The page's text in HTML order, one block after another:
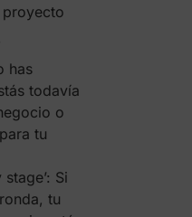
has
todavía
o
tu
stage’: Si
tu